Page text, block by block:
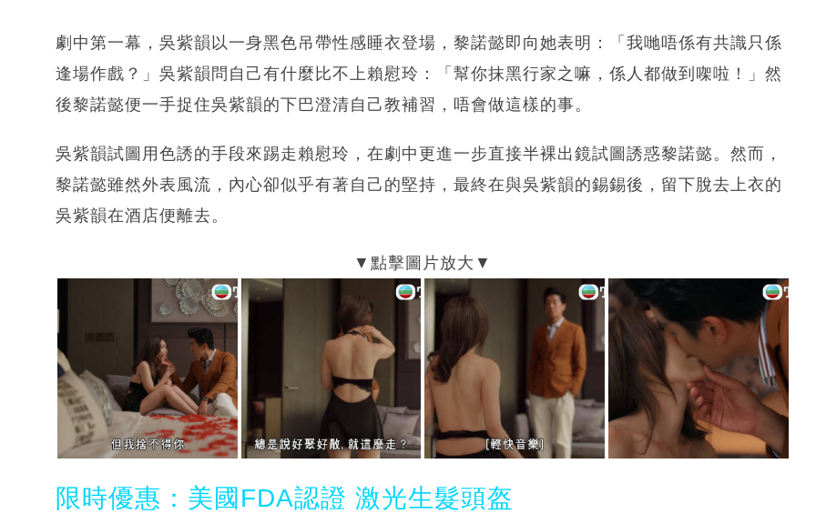
劇中第一幕，吳紫韻以一身黑色吊帶性感睡衣登場，黎諾懿即向她表明：「我哋唔係有共識只係
逢場作戲？」吳紫韻問自己有什麼比不上賴慰玲：「幫你抹黑行家之嘛，係人都做到㗎啦！」然
後黎諾懿便一手捉住吳紫韻的下巴澄清自己教補習，唔會做這樣的事。
吳紫韻試圖用色誘的手段來踢走賴慰玲，在劇中更進一步直接半裸出鏡試圖誘惑黎諾懿。然而，
黎諾懿雖然外表風流，內心卻似乎有著自己的堅持，最終在與吳紫韻的錫錫後，留下脫去上衣的
吳紫韻在酒店便離去。
限時優惠：美國FDA認證 激光生髮頭盔